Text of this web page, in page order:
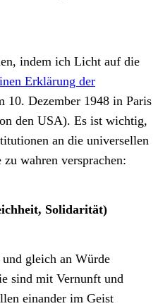
indem ich Licht auf die
Erklärung der
10. Dezember 1948 in Paris
den USA). Es ist wichtig,
an die universellen
wahren versprachen:
Solidarität)
gleich an Würde
sind mit Vernunft und
einander im Geist